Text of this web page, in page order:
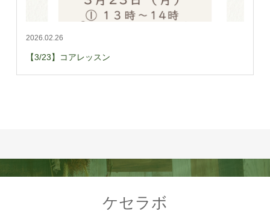
2026.02.26
【3/23】コアレッスン
ケセラボ